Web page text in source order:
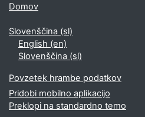
Domov
Slovenščina ‎(sl)‎
English ‎(en)‎
Slovenščina ‎(sl)‎
Povzetek hrambe podatkov
Pridobi mobilno aplikacijo
Preklopi na standardno temo